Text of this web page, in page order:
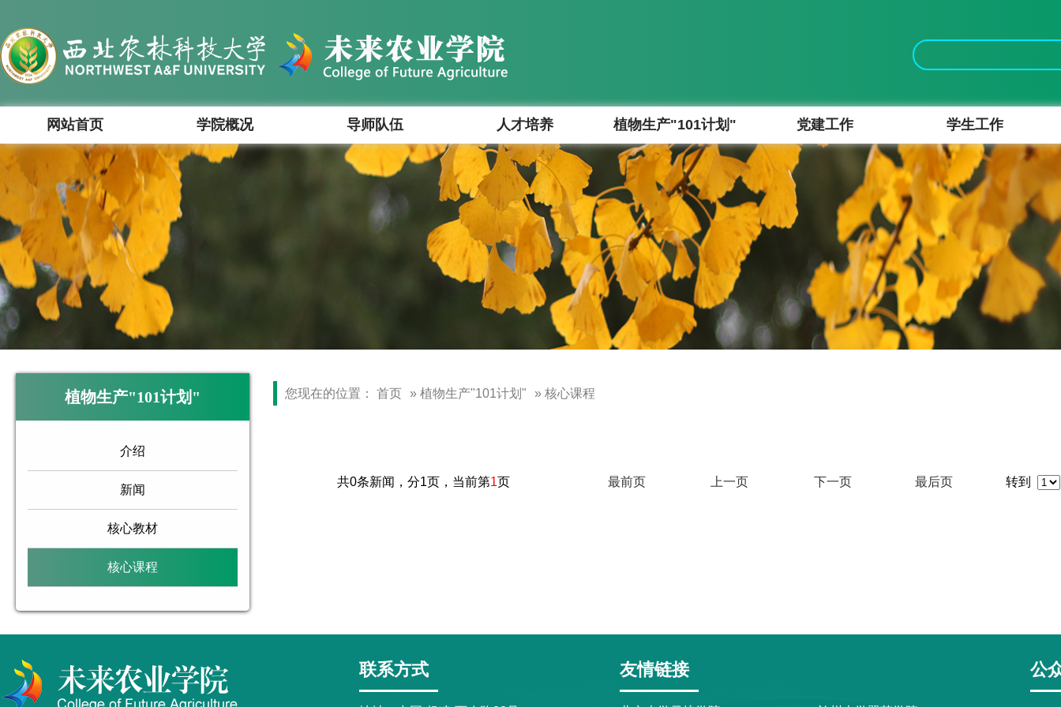
网站首页 学院概况 导师队伍 人才培养 植物生产"101计划" 党建工作 学生工作
植物生产"101计划"
介绍
新闻
核心教材
核心课程
您现在的位置： 首页 » 植物生产"101计划" » 核心课程
共0条新闻，分1页，当前第1页 最前页 上一页 下一页 最后页 转到
联系方式 友情链接 公